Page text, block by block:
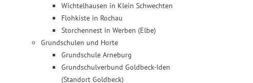
Wichtelhausen in Klein Schwechten
Flohkiste in Rochau
Storchennest in Werben (Elbe)
Grundschulen und Horte
Grundschule Arneburg
Grundschulverbund Goldbeck-Iden
(Standort Goldbeck)